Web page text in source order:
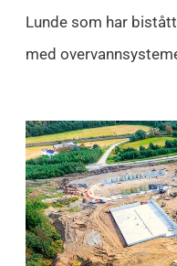
Lunde som har
med